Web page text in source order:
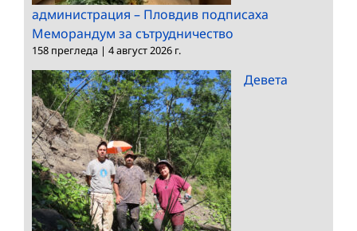
администрация – Пловдив подписаха
Меморандум за сътрудничество
158 прегледа | 4 август 2026 г.
Девета